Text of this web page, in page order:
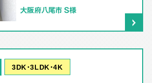
大阪府八尾市 S様
3DK･3LDK･4K